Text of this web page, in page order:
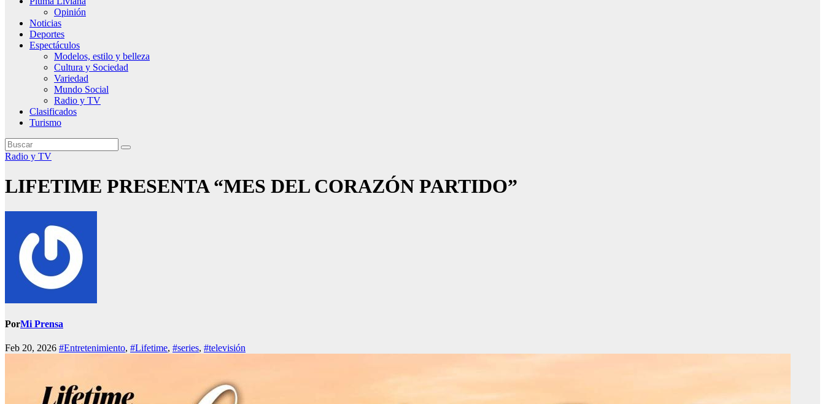
Opinión
Noticias
Deportes
Espectáculos
Modelos, estilo y belleza
Cultura y Sociedad
Variedad
Mundo Social
Radio y TV
Clasificados
Turismo
Radio y TV
LIFETIME PRESENTA “MES DEL CORAZÓN PARTIDO”
PorMi Prensa
Feb 20, 2026 #Entretenimiento, #Lifetime, #series, #televisión